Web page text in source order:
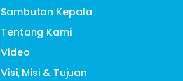
Sambutan Kepala
Tentang Kami
Video
Visi, Misi & Tujuan